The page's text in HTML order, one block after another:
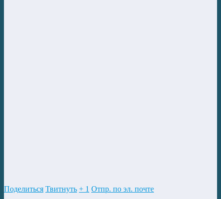
Поделиться Твитнуть + 1 Отпр. по эл. почте